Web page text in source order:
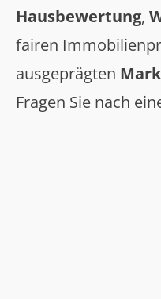
Hausbewertung,
fairen
ausgeprägten
Fragen Sie nach